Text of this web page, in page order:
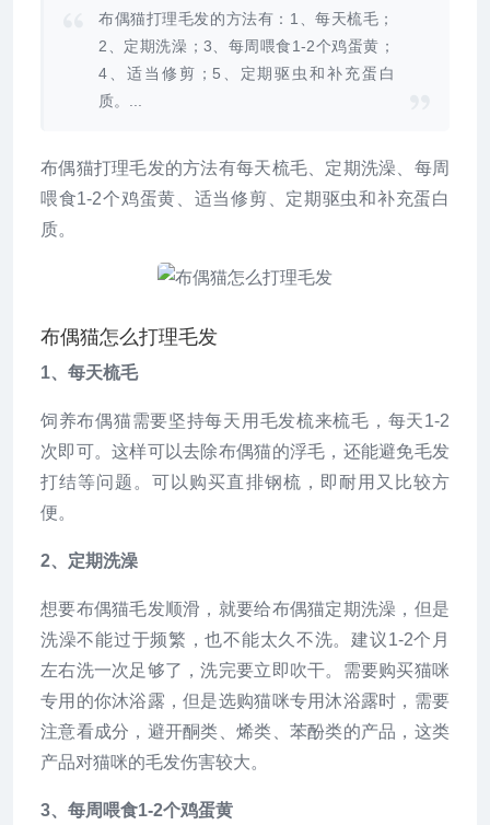
布偶猫打理毛发的方法有：1、每天梳毛；
2、定期洗澡；3、每周喂食1-2个鸡蛋黄；
4、适当修剪；5、定期驱虫和补充蛋白
质。...
布偶猫打理毛发的方法有每天梳毛、定期洗澡、每周
喂食1-2个鸡蛋黄、适当修剪、定期驱虫和补充蛋白
质。
布偶猫怎么打理毛发
1、每天梳毛
饲养布偶猫需要坚持每天用毛发梳来梳毛，每天1-2
次即可。这样可以去除布偶猫的浮毛，还能避免毛发
打结等问题。可以购买直排钢梳，即耐用又比较方
便。
2、定期洗澡
想要布偶猫毛发顺滑，就要给布偶猫定期洗澡，但是
洗澡不能过于频繁，也不能太久不洗。建议1-2个月
左右洗一次足够了，洗完要立即吹干。需要购买猫咪
专用的你沐浴露，但是选购猫咪专用沐浴露时，需要
注意看成分，避开酮类、烯类、苯酚类的产品，这类
产品对猫咪的毛发伤害较大。
3、每周喂食1-2个鸡蛋黄